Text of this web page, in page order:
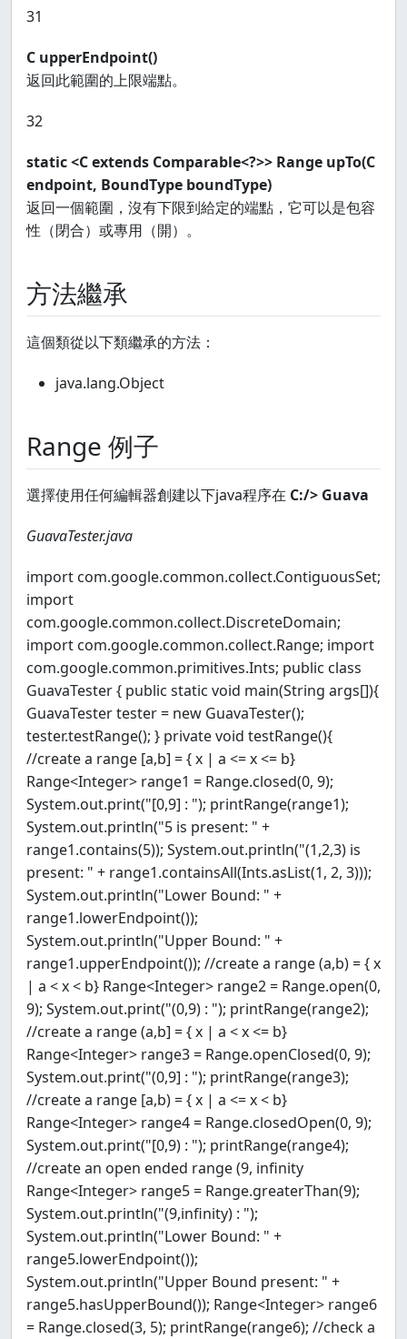
31
C upperEndpoint()
返回此範圍的上限端點。
32
static <C extends Comparable<?>> Range upTo(C
endpoint, BoundType boundType)
返回一個範圍，沒有下限到給定的端點，它可以是包容
性（閉合）或專用（開）。
方法繼承
這個類從以下類繼承的方法：
java.lang.Object
Range 例子
選擇使用任何編輯器創建以下java程序在 C:/> Guava
GuavaTester.java
import com.google.common.collect.ContiguousSet;
import
com.google.common.collect.DiscreteDomain;
import com.google.common.collect.Range; import
com.google.common.primitives.Ints; public class
GuavaTester { public static void main(String args[]){
GuavaTester tester = new GuavaTester();
tester.testRange(); } private void testRange(){
//create a range [a,b] = { x | a <= x <= b}
Range<Integer> range1 = Range.closed(0, 9);
System.out.print("[0,9] : "); printRange(range1);
System.out.println("5 is present: " +
range1.contains(5)); System.out.println("(1,2,3) is
present: " + range1.containsAll(Ints.asList(1, 2, 3)));
System.out.println("Lower Bound: " +
range1.lowerEndpoint());
System.out.println("Upper Bound: " +
range1.upperEndpoint()); //create a range (a,b) = { x
| a < x < b} Range<Integer> range2 = Range.open(0,
9); System.out.print("(0,9) : "); printRange(range2);
//create a range (a,b] = { x | a < x <= b}
Range<Integer> range3 = Range.openClosed(0, 9);
System.out.print("(0,9] : "); printRange(range3);
//create a range [a,b) = { x | a <= x < b}
Range<Integer> range4 = Range.closedOpen(0, 9);
System.out.print("[0,9) : "); printRange(range4);
//create an open ended range (9, infinity
Range<Integer> range5 = Range.greaterThan(9);
System.out.println("(9,infinity) : ");
System.out.println("Lower Bound: " +
range5.lowerEndpoint());
System.out.println("Upper Bound present: " +
range5.hasUpperBound()); Range<Integer> range6
= Range.closed(3, 5); printRange(range6); //check a